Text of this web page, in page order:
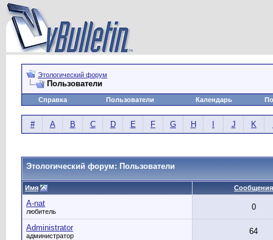
Этологический форум
Пользователи
Справка Пользователи Календарь
# A B C D E F G H J K
Этологический форум: Пользователи
Имя Сообщения
A-nat
любитель 0
Administrator
администратор 64